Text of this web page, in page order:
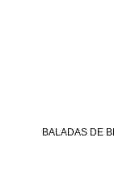
BALADAS DE